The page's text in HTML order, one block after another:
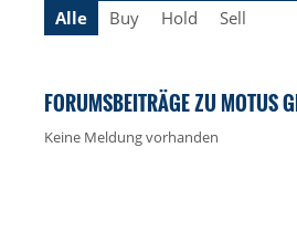
Alle Buy Hold Sell
FORUMSBEITRÄGE ZU MOTUS
Keine Meldung vorhanden